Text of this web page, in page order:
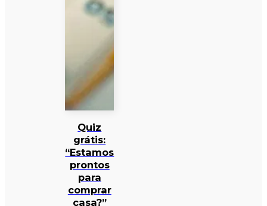
Quiz
grátis:
“Estamos
prontos
para
comprar
casa?”